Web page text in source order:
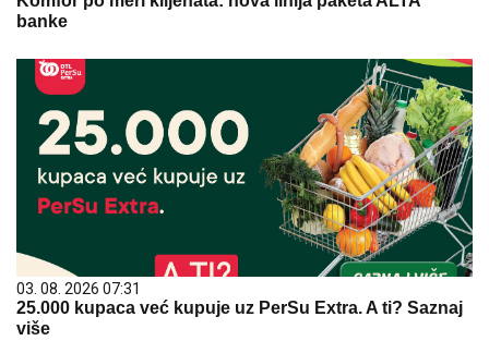
banke
03. 08. 2026 07:31
25.000 kupaca već kupuje uz PerSu Extra. A ti? Saznaj
više